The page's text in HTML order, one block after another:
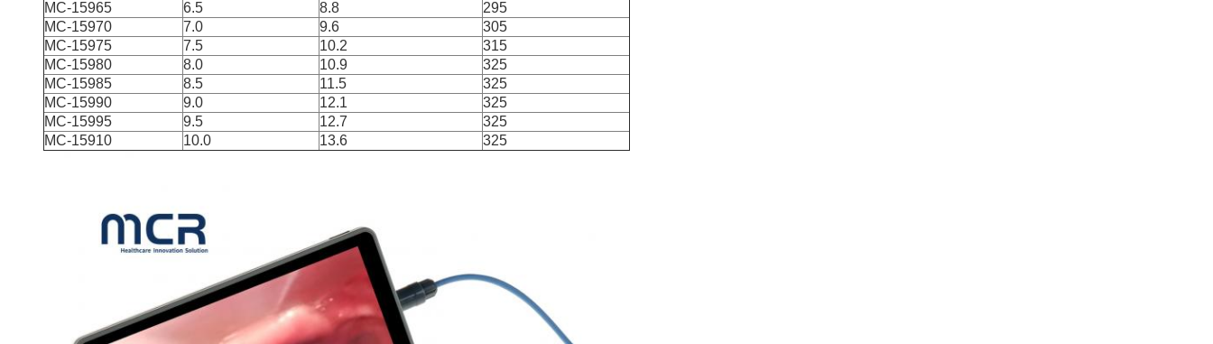
MC-15965
6.5 8.8
295
MC-15970
7.0 9.6
305
MC-15975
7.5 10.2
315
MC-15980
8.0 10.9
325
MC-15985
8.5 11.5
325
MC-15990
9.0 12.1
325
MC-15995
9.5 12.7
325
MC-15910
10.0 13.6 325